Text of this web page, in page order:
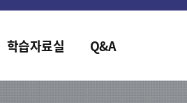
학습자료실 Q&A